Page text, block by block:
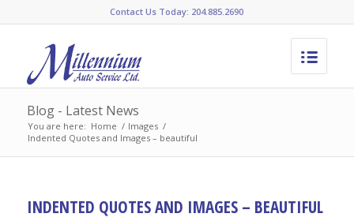
Contact Us Today: 204.885.2690
Blog - Latest News
You are here: Home / Images /
Indented Quotes and Images – beautiful
INDENTED QUOTES AND IMAGES – BEAUTIFUL